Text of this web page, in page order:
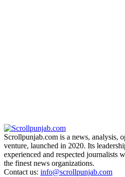
Scrollpunjab.com is a news, analysis,
venture, launched in 2020. Its
experienced and respected journalists
the finest news organizations.
Contact us: info@scrollpunjab.com